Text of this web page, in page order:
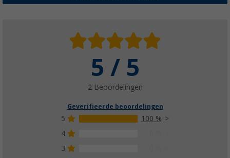
5 / 5
2 Beoordelingen
Geverifieerde beoordelingen
5
100 %
4
3